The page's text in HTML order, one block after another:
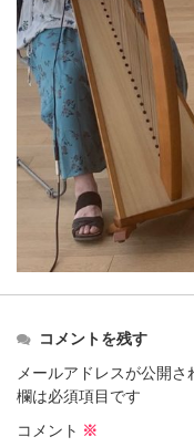
コメントを残す
メールアドレスが公開さ
欄は必須項目です
コメント ※